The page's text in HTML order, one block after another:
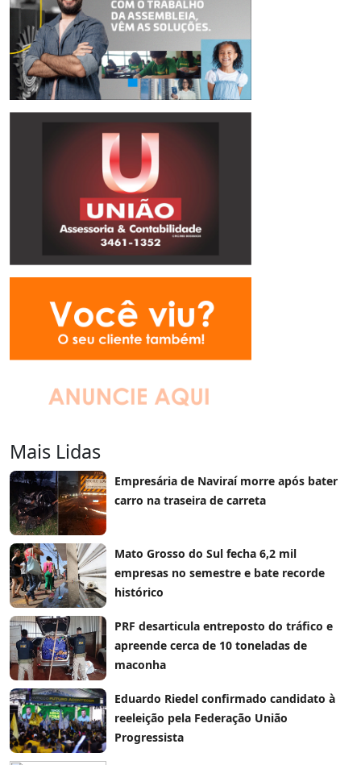
Mais Lidas
Empresária de Naviraí morre após bater
carro na traseira de carreta
Mato Grosso do Sul fecha 6,2 mil
empresas no semestre e bate recorde
histórico
PRF desarticula entreposto do tráfico e
apreende cerca de 10 toneladas de
maconha
Eduardo Riedel confirmado candidato à
reeleição pela Federação União
Progressista